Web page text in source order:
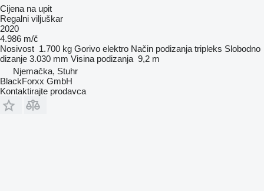
Cijena na upit
Regalni viljuškar
2020
4.986 m/č
Nosivost 1.700 kg Gorivo elektro Način podizanja tripleks Slobodno
dizanje 3.030 mm Visina podizanja 9,2 m
Njemačka, Stuhr
BlackForxx GmbH
Kontaktirajte prodavca